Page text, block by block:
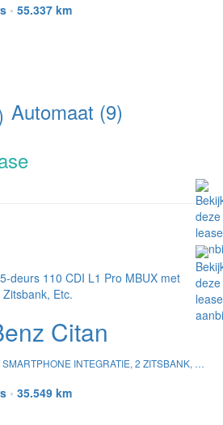
• 55.337 km
Automaat (9)
Citan
110 CDI L1 PRO MBUX MET SMARTPHONE INTEGRATIE, 2 ZITSBANK, ETC.
• 35.549 km